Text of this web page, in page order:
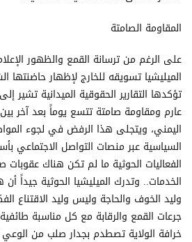
المقاومة الصامتة
على الرغم من ترسانة القمع والظهور
الميليشيا تسويقه للخارج لإظهار حاضنتها
تؤكدها التقارير الحقوقية الميدانية
عارم ومقاومة صامتة تتسع يوماً بعد آخر
اليمني، ويتجلى هذا الرفض في لجوء
السياسية عبر منصات التواصل الاجتماعي
الفعاليات الحوثية ما لم تكن هناك عقوبات
الخدمات.. وتدرك الميليشيا الحوثية جيداً
وليد الخوف والحاجة وليس وليد الاقتناع
جرعات القمع والرقابة مع كل مناسبة
خرافة الولاية تصطدم بجدار صلب من